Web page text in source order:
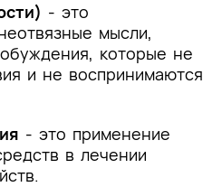
- это
мысли,
которые не
и не воспринимаются
- это применение
в лечении